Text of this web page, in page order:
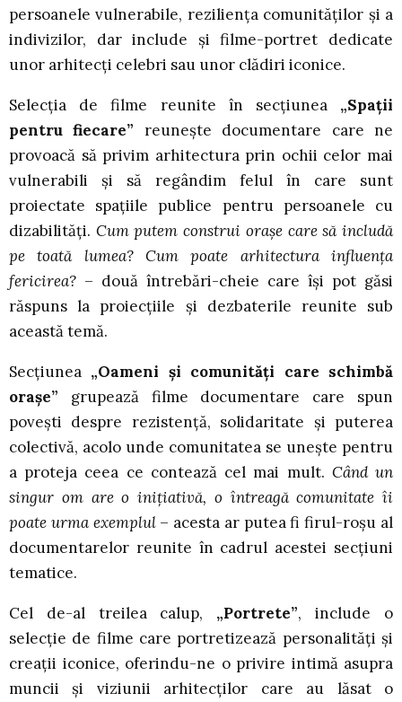
persoanele vulnerabile, reziliența comunităților și a
indivizilor, dar include și filme-portret dedicate
unor arhitecți celebri sau unor clădiri iconice.
Selecția de filme reunite în secțiunea „Spații
pentru fiecare” reunește documentare care ne
provoacă să privim arhitectura prin ochii celor mai
vulnerabili și să regândim felul în care sunt
proiectate spațiile publice pentru persoanele cu
dizabilități. Cum putem construi orașe care să includă
pe toată lumea? Cum poate arhitectura influența
fericirea? – două întrebări-cheie care își pot găsi
răspuns la proiecțiile și dezbaterile reunite sub
această temă.
Secțiunea „Oameni și comunități care schimbă
orașe” grupează filme documentare care spun
povești despre rezistență, solidaritate și puterea
colectivă, acolo unde comunitatea se unește pentru
a proteja ceea ce contează cel mai mult. Când un
singur om are o inițiativă, o întreagă comunitate îi
poate urma exemplul– acesta ar putea fi firul-roșu al
documentarelor reunite în cadrul acestei secțiuni
tematice.
Cel de-al treilea calup, „Portrete”, include o
selecție de filme care portretizează personalități și
creații iconice, oferindu-ne o privire intimă asupra
muncii și viziunii arhitecților care au lăsat o